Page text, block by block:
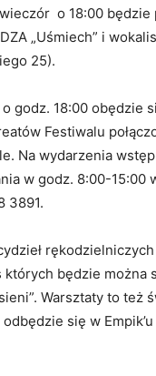
o 18:00
„Uśmiech” i
25).
godz. 18:00 obędzie
Festiwalu
Na wydarzenia
w godz. 8:00-15:00
3891.
których będzie
Warsztaty to też
się w